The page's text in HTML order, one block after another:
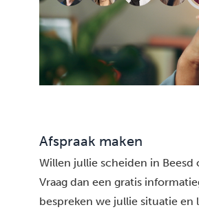
Afspraak maken
Willen jullie scheiden in
Vraag dan een gratis
bespreken we jullie situatie